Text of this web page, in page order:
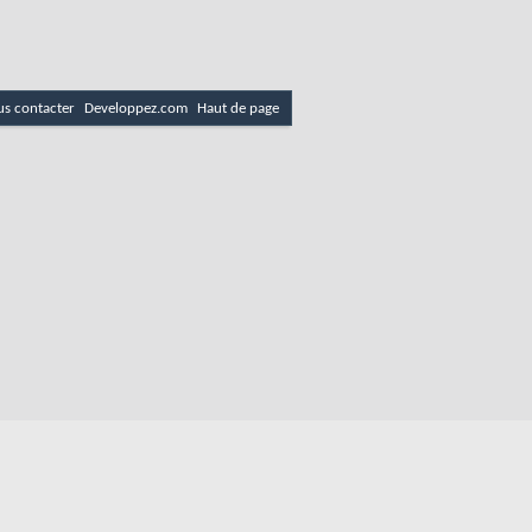
contacter Developpez.com Haut de page